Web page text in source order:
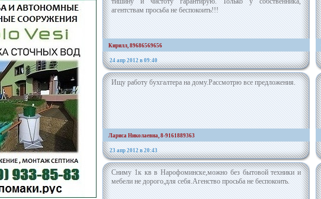
агентствам просьба не беспокоить!!!
Кирилл, 89686569656
24 апр 2012 в 09:40
Ищу работу бухгалтера на дому.Рассмотрю все предложения.
Лариса Николаевна, 8-9161889363
23 апр 2012 в 20:43
Сниму 1к кв в Нарофоминске,можно без бытовой техники и
мебели не дорого,для себя.Агенство просьба не беспокоить.